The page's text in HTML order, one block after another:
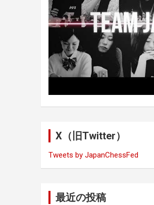
X（旧Twitter）
Tweets by JapanChessFed
最近の投稿